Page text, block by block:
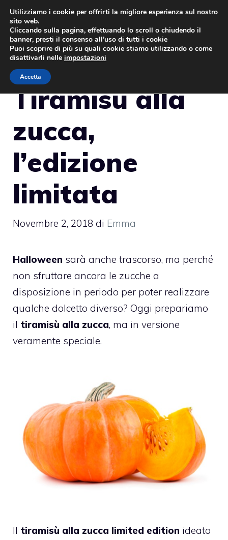
Vai
contenuto
Tiramisù alla
zucca,
l’edizione
limitata
Novembre 2, 2018 di Emma
Halloween sarà anche trascorso, ma perché
non sfruttare ancora le zucche a
disposizione in periodo per poter realizzare
qualche dolcetto diverso? Oggi prepariamo
il tiramisù alla zucca, ma in versione
veramente speciale.
Il tiramisù alla zucca limited edition ideato
Utilizziamo i cookie per offrirti la migliore esperienza sul nostro
sito web.
Cliccando sulla pagina, effettuando lo scroll o chiudendo il
banner, presti il consenso all’uso di tutti i cookie
Puoi scoprire di più su quali cookie stiamo utilizzando o come
disattivarli nelle impostazioni
Accetta